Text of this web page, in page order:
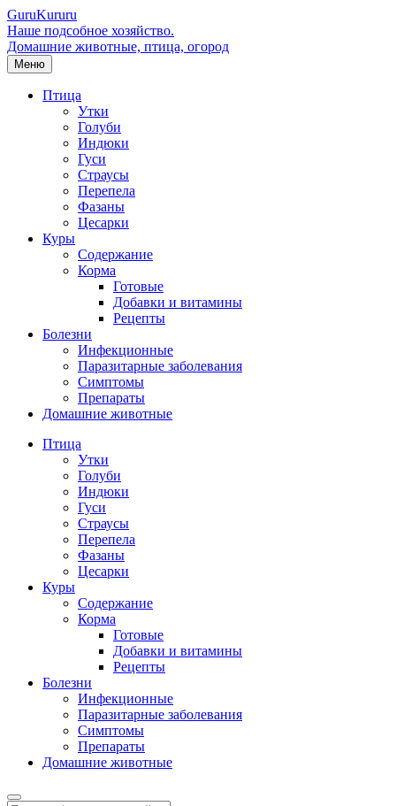
GuruKururu
Наше подсобное хозяйство.
Домашние животные, птица, огород
Меню
Птица
Утки
Голуби
Индюки
Гуси
Страусы
Перепела
Фазаны
Цесарки
Куры
Содержание
Корма
Готовые
Добавки и витамины
Рецепты
Болезни
Инфекционные
Паразитарные заболевания
Симптомы
Препараты
Домашние животные
Птица
Утки
Голуби
Индюки
Гуси
Страусы
Перепела
Фазаны
Цесарки
Куры
Содержание
Корма
Готовые
Добавки и витамины
Рецепты
Болезни
Инфекционные
Паразитарные заболевания
Симптомы
Препараты
Домашние животные